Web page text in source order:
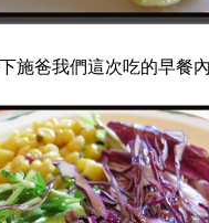
施爸我們這次吃的早餐